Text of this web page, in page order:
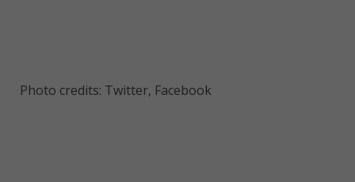
Photo credits: Twitter, Facebook